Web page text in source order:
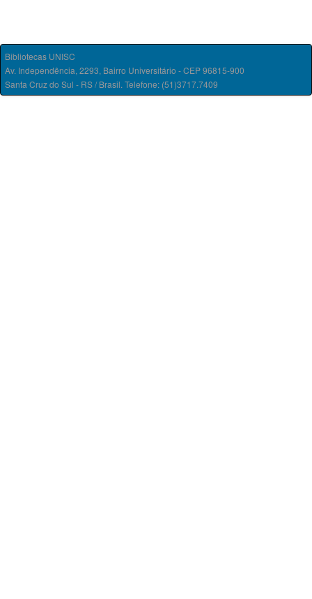
Bibliotecas UNISC
Av. Independência, 2293, Bairro Universitário - CEP 96815-900
Santa Cruz do Sul - RS / Brasil. Telefone: (51)3717.7409